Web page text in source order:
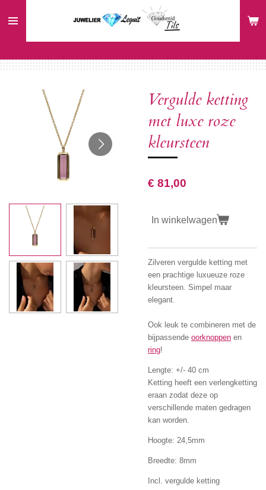
direct
hoofdinhoud
Vergulde ketting
met luxe roze
kleursteen
€ 81,00
In winkelwagen
Zilveren vergulde ketting met
een prachtige luxueuze roze
kleursteen. Simpel maar
elegant.
Ook leuk te combineren met de
bijpassende oorknoppen en
ring!
Lengte: +/- 40 cm
Ketting heeft een verlengketting
eraan zodat deze op
verschillende maten gedragen
kan worden.
Hoogte: 24,5mm
Breedte: 8mm
Incl. vergulde ketting